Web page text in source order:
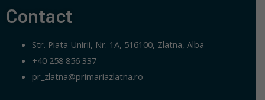
Contact
Str. Piata Unirii, Nr. 1A, 516100, Zlatna, Alba
+40 258 856 337
pr_zlatna@primariazlatna.ro